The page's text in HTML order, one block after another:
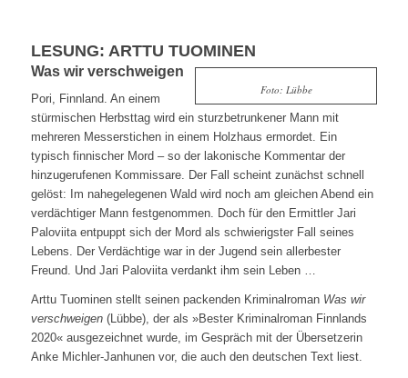
LESUNG: ARTTU TUOMINEN
Foto: Lübbe
Was wir verschweigen
Pori, Finnland. An einem
stürmischen Herbsttag wird ein sturzbetrunkener Mann mit
mehreren Messerstichen in einem Holzhaus ermordet. Ein
typisch finnischer Mord – so der lakonische Kommentar der
hinzugerufenen Kommissare. Der Fall scheint zunächst schnell
gelöst: Im nahegelegenen Wald wird noch am gleichen Abend ein
verdächtiger Mann festgenommen. Doch für den Ermittler Jari
Paloviita entpuppt sich der Mord als schwierigster Fall seines
Lebens. Der Verdächtige war in der Jugend sein allerbester
Freund. Und Jari Paloviita verdankt ihm sein Leben …
Arttu Tuominen stellt seinen packenden Kriminalroman Was wir
verschweigen(Lübbe), der als »Bester Kriminalroman Finnlands
2020« ausgezeichnet wurde, im Gespräch mit der Übersetzerin
Anke Michler-Janhunen vor, die auch den deutschen Text liest.